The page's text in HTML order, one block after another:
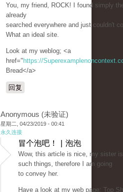
You, my friend, ROCK! I found simply
already
searched everywhere and just couldn't
What an ideal site.
Look at my weblog; <a
href=" https://
Bread</a>
回复
Anonymous (未验证)
星期二, 04/23/2019 - 00:41
永久连接
冒个泡吧！ | 泡泡
Wow, this article is nice, my sister
such things, therefore I am going
to convey her.
Have a look at my web page: Top